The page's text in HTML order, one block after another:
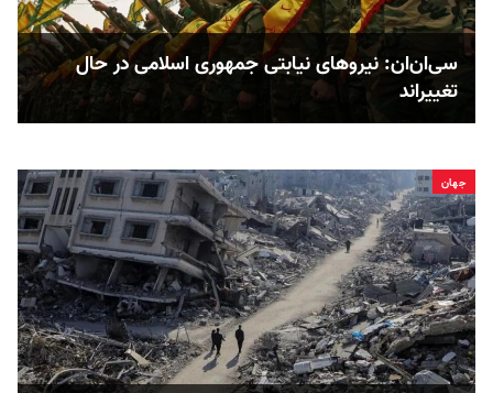
سی‌ان‌ان: نیروهای نیابتی جمهوری اسلامی در حال
تغییر‌اند
جهان